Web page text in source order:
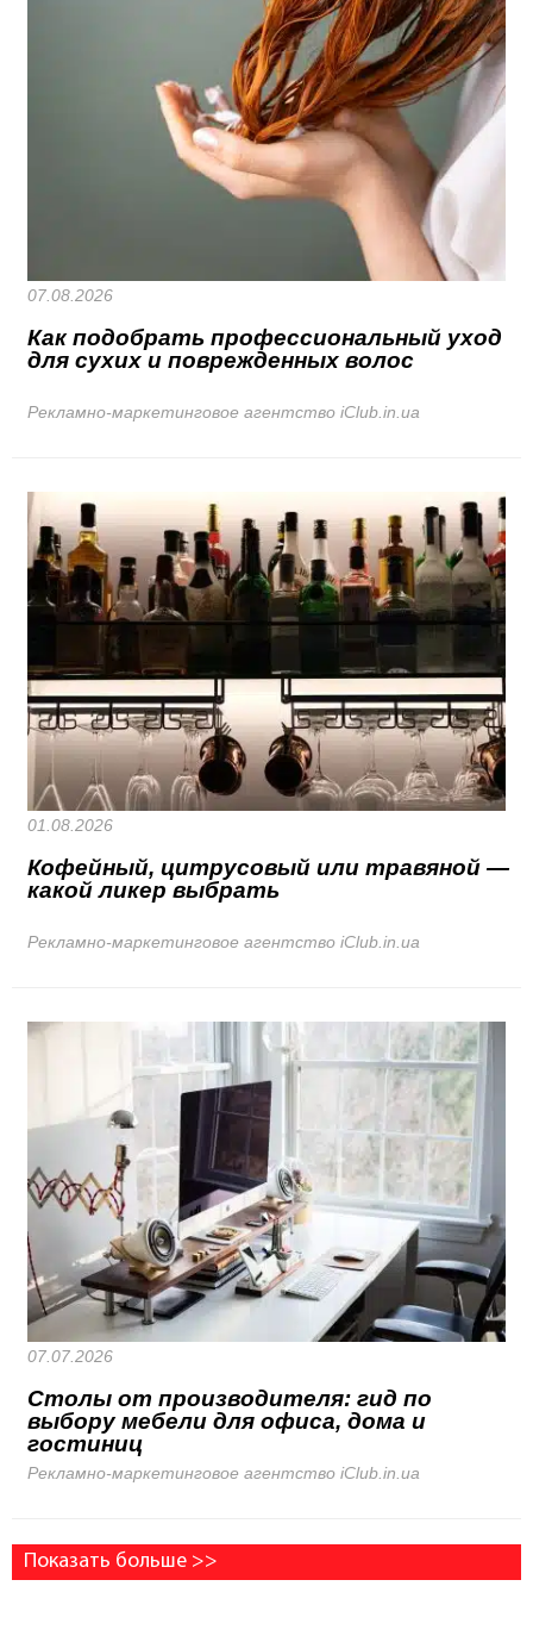
07.08.2026
Как подобрать профессиональный уход
для сухих и поврежденных волос
Рекламно-маркетинговое агентство iClub.in.ua
01.08.2026
Кофейный, цитрусовый или травяной —
какой ликер выбрать
Рекламно-маркетинговое агентство iClub.in.ua
07.07.2026
Столы от производителя: гид по
выбору мебели для офиса, дома и
гостиниц
Рекламно-маркетинговое агентство iClub.in.ua
Показать больше >>